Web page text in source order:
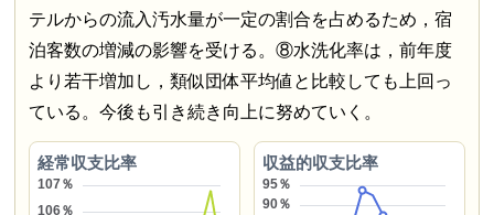
テルからの流入汚水量が一定の割合を占めるため，宿
泊客数の増減の影響を受ける。⑧水洗化率は，前年度
より若干増加し，類似団体平均値と比較しても上回っ
ている。今後も引き続き向上に努めていく。
経常収支比率 収益的収支比率